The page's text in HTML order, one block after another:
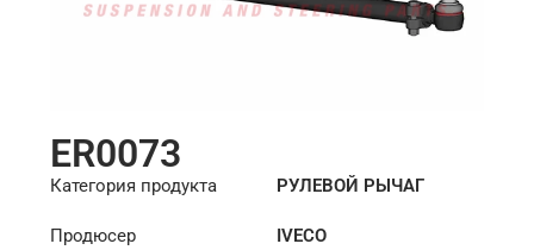
ER0073
Категория продукта РУЛЕВОЙ РЫЧАГ
Продюсер IVECO